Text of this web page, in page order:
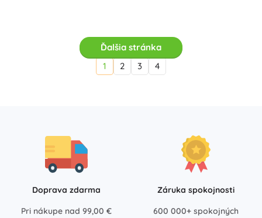
Ďalšia stránka
1
2 3 4
Doprava zdarma
Pri nákupe nad 99,00 €
Záruka spokojnosti
600 000+ spokojných